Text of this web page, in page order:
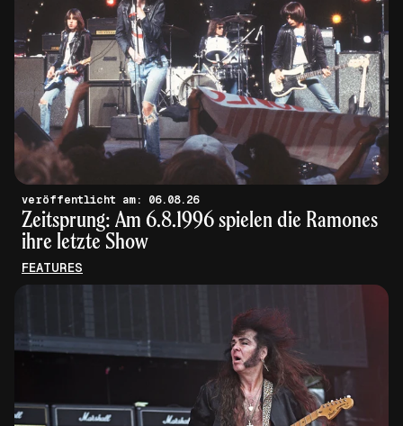
veröffentlicht am: 06.08.26
Zeitsprung: Am 6.8.1996 spielen die Ramones
ihre letzte Show
FEATURES